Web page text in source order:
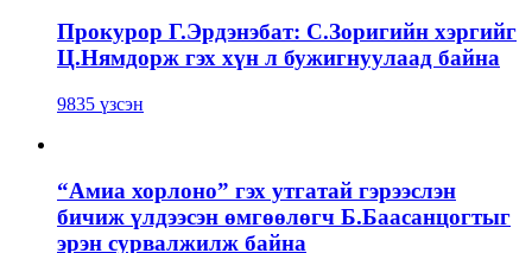
Прокурор Г.Эрдэнэбат: С.Зоригийн хэргийг
Ц.Нямдорж гэх хүн л бужигнуулаад байна
9835 үзсэн
“Амиа хорлоно” гэх утгатай гэрээслэн
бичиж үлдээсэн өмгөөлөгч Б.Баасанцогтыг
эрэн сурвалжилж байна